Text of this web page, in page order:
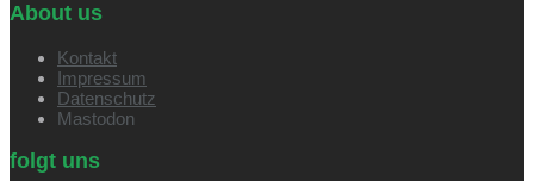
About us
Kontakt
Impressum
Datenschutz
Mastodon
folgt uns